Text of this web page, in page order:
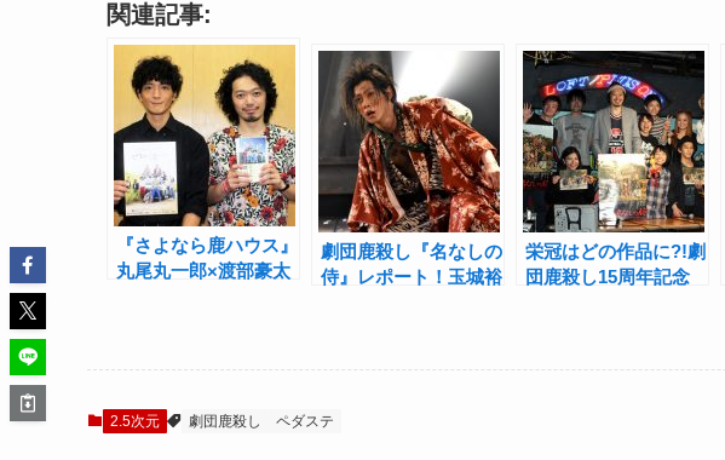
関連記事:
『さよなら鹿ハウス』
丸尾丸一郎×渡部豪太
劇団鹿殺し『名なしの
侍』レポート！玉城裕
栄冠はどの作品に?!劇
団鹿殺し15周年記念
2.5次元 劇団鹿殺し ペダステ